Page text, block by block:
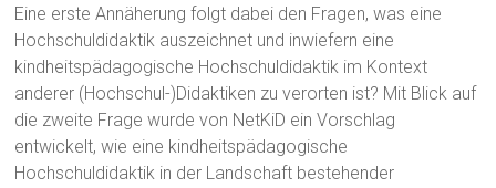
Eine erste Annäherung folgt dabei den Fragen, was eine
Hochschuldidaktik auszeichnet und inwiefern eine
kindheitspädagogische Hochschuldidaktik im Kontext
anderer (Hochschul-)Didaktiken zu verorten ist? Mit Blick auf
die zweite Frage wurde von NetKiD ein Vorschlag
entwickelt, wie eine kindheitspädagogische
Hochschuldidaktik in der Landschaft bestehender